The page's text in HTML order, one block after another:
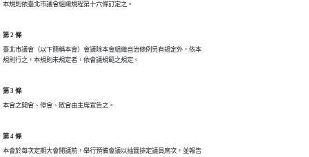
本規則依臺北市議會組織規程第十六條訂定之。
第 2 條
臺北市議會（以下簡稱本會）會議除本會組織自治條例另有規定外，依本
規則行之，本規則未規定者，依會議規範之規定。
第 3 條
本會之開會、停會、散會由主席宣告之。
第 4 條
本會於每次定期大會開議前，舉行預備會議以抽籤排定議員席次，並報告